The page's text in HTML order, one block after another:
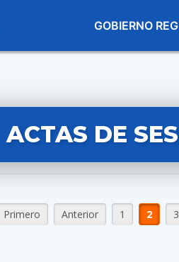
GOBIERNO
ACTAS DE
Primero Anterior 1 2 3